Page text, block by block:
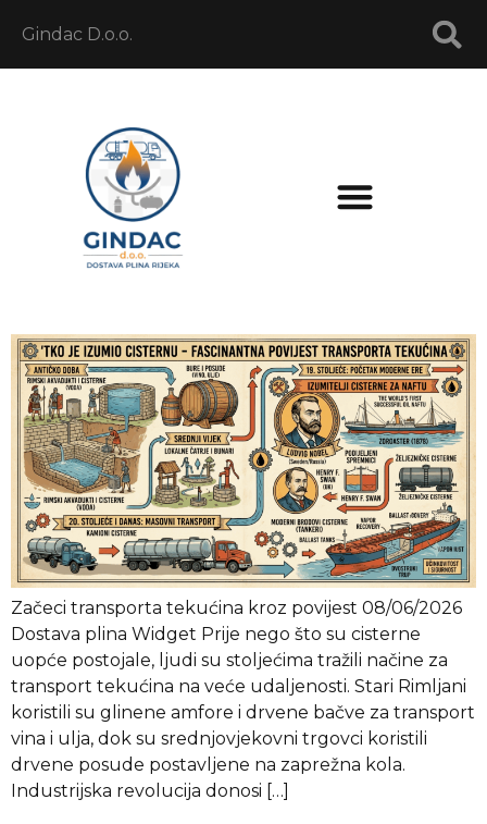
Gindac D.o.o.
Začeci transporta tekućina kroz povijest 08/06/2026
Dostava plina Widget Prije nego što su cisterne
uopće postojale, ljudi su stoljećima tražili načine za
transport tekućina na veće udaljenosti. Stari Rimljani
koristili su glinene amfore i drvene bačve za transport
vina i ulja, dok su srednjovjekovni trgovci koristili
drvene posude postavljene na zaprežna kola.
Industrijska revolucija donosi […]